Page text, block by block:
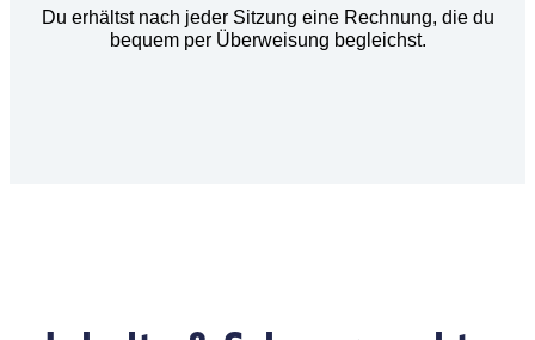
Du erhältst nach jeder Sitzung eine Rechnung, die du
bequem per Überweisung begleichst.